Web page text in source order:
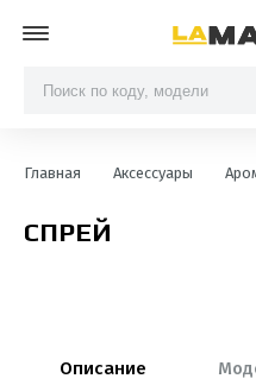
Главная Аксессуары
СПРЕЙ
Описание